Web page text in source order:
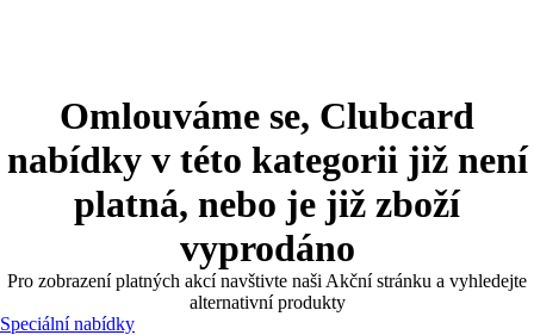
Omlouváme se, Clubcard
nabídky v této kategorii již není
platná, nebo je již zboží
vyprodáno
Pro zobrazení platných akcí navštivte naši Akční stránku a vyhledejte
alternativní produkty
Speciální nabídky